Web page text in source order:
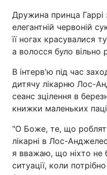
Дружина принца Гаррі
елегантній червоній
її ногах красувалися
а волосся було вільно
В інтерв'ю під час
дитячу лікарню Лос-
сеанс зцілення в
книжки маленьких
"О Боже, те, що
лікарні в Лос-
я вважаю, що ніхто не
ситуації, коли